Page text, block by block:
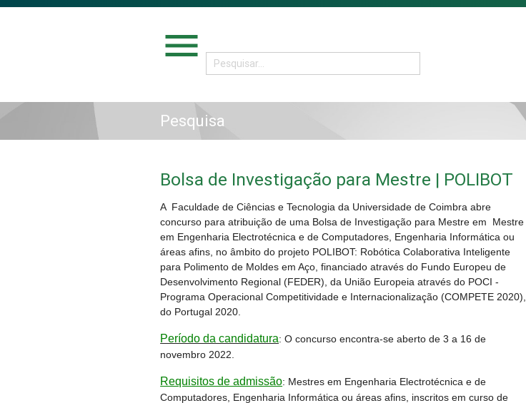
menu
Pesquisa
Bolsa de Investigação para Mestre | POLIBOT
A Faculdade de Ciências e Tecnologia da Universidade de Coimbra abre
concurso para atribuição de uma Bolsa de Investigação para Mestre em Mestre
em Engenharia Electrotécnica e de Computadores, Engenharia Informática ou
áreas afins, no âmbito do projeto POLIBOT: Robótica Colaborativa Inteligente
para Polimento de Moldes em Aço, financiado através do Fundo Europeu de
Desenvolvimento Regional (FEDER), da União Europeia através do POCI -
Programa Operacional Competitividade e Internacionalização (COMPETE 2020),
do Portugal 2020.
Período da candidatura: O concurso encontra-se aberto de 3 a 16 de
novembro 2022.
Requisitos de admissão: Mestres em Engenharia Electrotécnica e de
Computadores, Engenharia Informática ou áreas afins, inscritos em curso de